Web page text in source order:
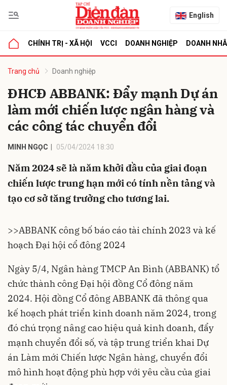
English
CHÍNH TRỊ - XÃ HỘI VCCI DOANH NGHIỆP DOANH
Trang chủ Doanh nghiệp
ĐHCĐ ABBANK: Đẩy mạnh Dự án
làm mới chiến lược ngân hàng và
các công tác chuyển đổi
MINH NGỌC 05/04/2024 18:30
Năm 2024 sẽ là năm khởi đầu của giai đoạn
chiến lược trung hạn mới có tính nền tảng và
tạo cơ sở tăng trưởng cho tương lai.
>>ABBANK công bố báo cáo tài chính 2023 và kế
hoạch Đại hội cổ đông 2024
Ngày 5/4, Ngân hàng TMCP An Bình (ABBANK) tổ
chức thành công Đại hội đồng Cổ đông năm
2024. Hội đồng Cổ đông ABBANK đã thông qua
kế hoạch phát triển kinh doanh năm 2024, trong
đó chú trọng nâng cao hiệu quả kinh doanh, đẩy
mạnh chuyển đổi số, và tập trung triển khai Dự
án Làm mới Chiến lược Ngân hàng, chuyển đổi
mô hình hoạt động phù hợp với yêu cầu của giai
luận
Hủy